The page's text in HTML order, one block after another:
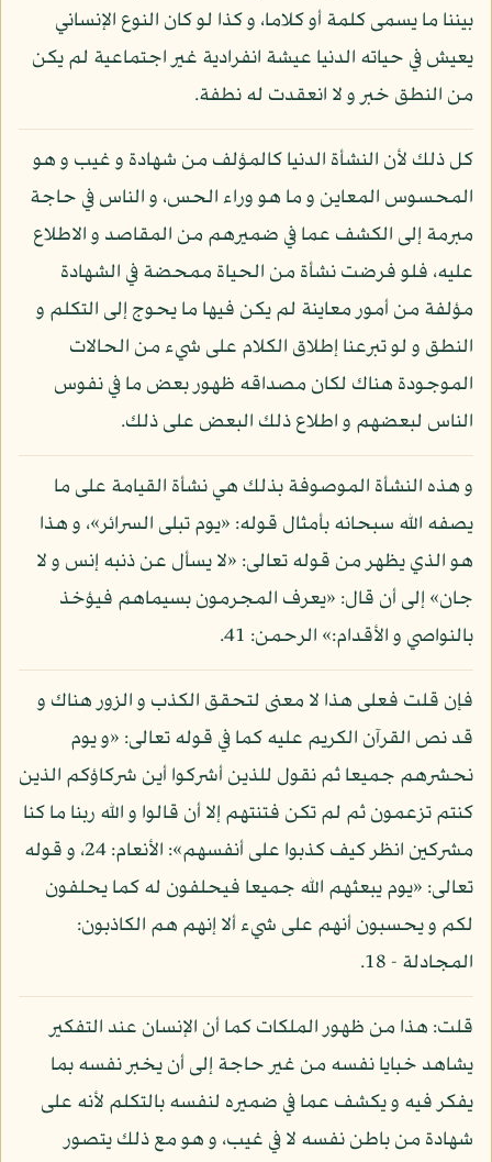
بيننا ما يسمى كلمة أو كلاما، و كذا لو كان النوع الإنساني
يعيش في حياته الدنيا عيشة انفرادية غير اجتماعية لم يكن
من النطق خبر و لا انعقدت له نطفة.
كل ذلك لأن النشأة الدنيا كالمؤلف من شهادة و غيب و هو
المحسوس المعاين و ما هو وراء الحس، و الناس في حاجة
مبرمة إلى الكشف عما في ضميرهم من المقاصد و الاطلاع
عليه، فلو فرضت نشأة من الحياة ممحضة في الشهادة
مؤلفة من أمور معاينة لم يكن فيها ما يحوج إلى التكلم و
النطق و لو تبرعنا إطلاق الكلام على شيء من الحالات
الموجودة هناك لكان مصداقه ظهور بعض ما في نفوس
الناس لبعضهم و اطلاع ذلك البعض على ذلك.
و هذه النشأة الموصوفة بذلك هي نشأة القيامة على ما
يصفه الله سبحانه بأمثال قوله: «يوم تبلى السرائر»، و هذا
هو الذي يظهر من قوله تعالى: «لا يسأل عن ذنبه إنس و لا
جان» إلى أن قال: «يعرف المجرمون بسيماهم فيؤخذ
بالنواصي و الأقدام:» الرحمن: 41.
فإن قلت فعلى هذا لا معنى لتحقق الكذب و الزور هناك و
قد نص القرآن الكريم عليه كما في قوله تعالى: «و يوم
نحشرهم جميعا ثم نقول للذين أشركوا أين شركاؤكم الذين
كنتم تزعمون ثم لم تكن فتنتهم إلا أن قالوا و الله ربنا ما كنا
مشركين انظر كيف كذبوا على أنفسهم»: الأنعام: 24، و قوله
تعالى: «يوم يبعثهم الله جميعا فيحلفون له كما يحلفون
لكم و يحسبون أنهم على شيء ألا إنهم هم الكاذبون:
المجادلة - 18.
قلت: هذا من ظهور الملكات كما أن الإنسان عند التفكير
يشاهد خبايا نفسه من غير حاجة إلى أن يخبر نفسه بما
يفكر فيه و يكشف عما في ضميره لنفسه بالتكلم لأنه على
شهادة من باطن نفسه لا في غيب، و هو مع ذلك يتصور